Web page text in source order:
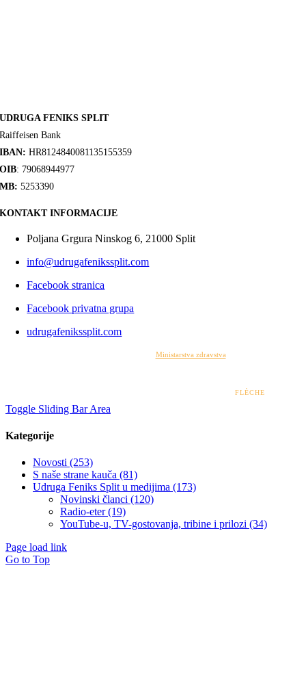
UDRUGA FENIKS SPLIT
Raiffeisen Bank
IBAN: HR8124840081135155359
OIB: 79068944977
MB: 5253390
KONTAKT INFORMACIJE
Poljana Grgura Ninskog 6, 21000 Split
info@udrugafenikssplit.com
Facebook stranica
Facebook privatna grupa
udrugafenikssplit.com
Ministarstva zdravstva
FLÈCHE
Toggle Sliding Bar Area
Kategorije
Novosti (253)
S naše strane kauča (81)
Udruga Feniks Split u medijima (173)
Novinski članci (120)
Radio-eter (19)
YouTube-u, TV-gostovanja, tribine i prilozi (34)
Page load link
Go to Top